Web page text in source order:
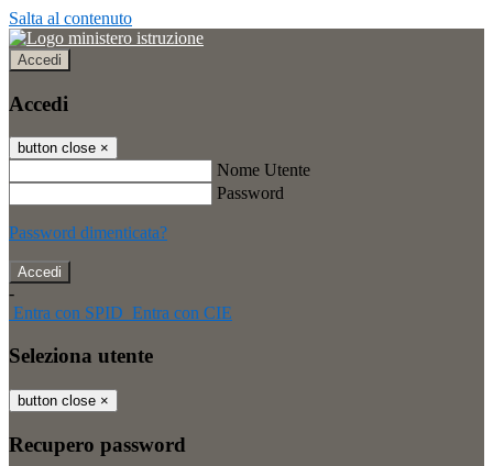
Salta al contenuto
Accedi
Accedi
button close ×
Nome Utente
Password
Password dimenticata?
-
Entra con SPID Entra con CIE
Seleziona utente
button close ×
Recupero password